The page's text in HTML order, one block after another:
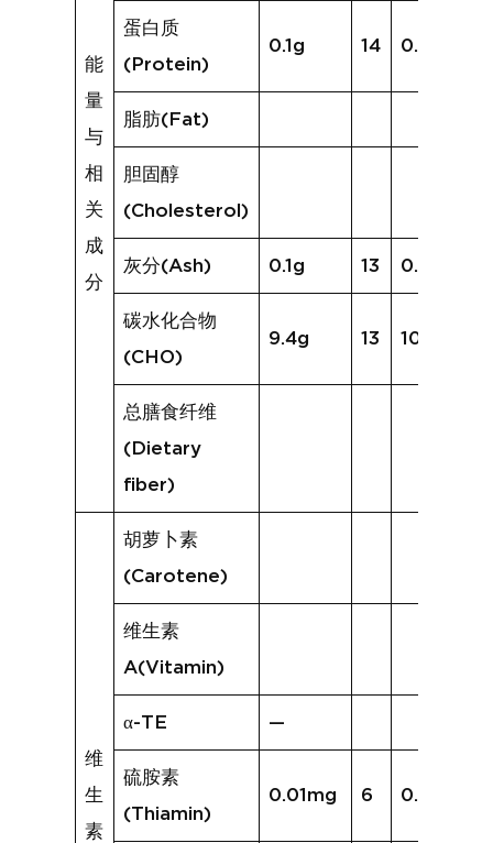
能
量
与
相
关
成
分
蛋白质
(Protein)
0.1g 14 0.5g
脂肪(Fat)
胆固醇
(Cholesterol)
灰分(Ash) 0.1g 13 0.2g
碳水化合物
(CHO)
9.4g 13 10.2g
总膳食纤维
(Dietary
fiber)
维
生
素
胡萝卜素
(Carotene)
维生素
A(Vitamin)
α-TE —
硫胺素
(Thiamin)
0.01mg 6 0.01mg